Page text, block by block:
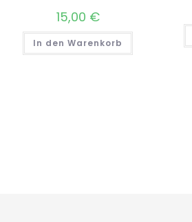
15,00 €
In den Warenkorb